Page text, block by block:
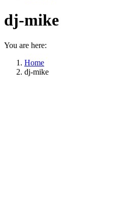
dj-mike
You are here:
Home
dj-mike